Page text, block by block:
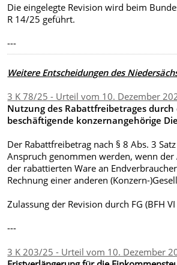
Die eingelegte Revision wird beim
R 14/25 geführt.
---
Weitere Entscheidungen des
3 K 78/25 - Urteil vom 10. Dezember
Nutzung des Rabattfreibetrages
beschäftigende konzernangehörige
Der Rabattfreibetrag nach § 8 Abs. 3
Anspruch genommen werden, wenn
der rabattierten Ware an
Rechnung einer anderen (Konzern-
Zulassung der Revision durch FG (BFH
---
3 K 203/25 - Urteil vom 10. Dezember